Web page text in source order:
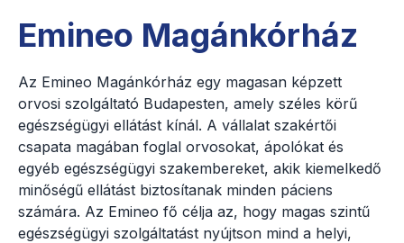
Emineo Magánkórház
Az Emineo Magánkórház egy magasan képzett
orvosi szolgáltató Budapesten, amely széles körű
egészségügyi ellátást kínál. A vállalat szakértői
csapata magában foglal orvosokat, ápolókat és
egyéb egészségügyi szakembereket, akik kiemelkedő
minőségű ellátást biztosítanak minden páciens
számára. Az Emineo fő célja az, hogy magas szintű
egészségügyi szolgáltatást nyújtson mind a helyi,